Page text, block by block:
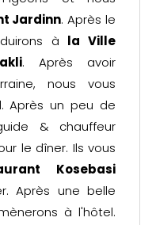
Jardinn. Après le
à la Ville
. Après avoir
nous vous
Après un peu de
& chauffeur
le dîner. Ils vous
Kosebasi
Après une belle
à l'hôtel.